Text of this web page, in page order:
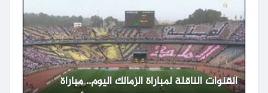
القنوات الناقلة لمباراة الزمالك اليوم.. مباراة